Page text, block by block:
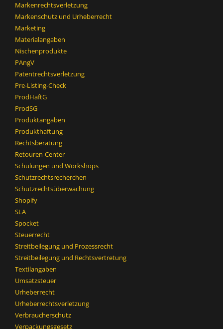
Markenrechtsverletzung
Markenschutz und Urheberrecht
Marketing
Materialangaben
Nischenprodukte
PAngV
Patentrechtsverletzung
Pre-Listing-Check
ProdHaftG
ProdSG
Produktangaben
Produkthaftung
Rechtsberatung
Retouren-Center
Schulungen und Workshops
Schutzrechtsrecherchen
Schutzrechtsüberwachung
Shopify
SLA
Spocket
Steuerrecht
Streitbeilegung und Prozessrecht​
Streitbeilegung und Rechtsvertretung
Textilangaben
Umsatzsteuer
Urheberrecht
Urheberrechtsverletzung
Verbraucherschutz
Verpackungsgesetz